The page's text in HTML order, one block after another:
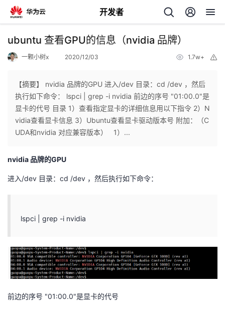
开发者
返
个
我
ubuntu 查看GPU的信息（nvidia 品牌）
一颗小树x 2020/12/03 1.7w+
【摘要】 nvidia 品牌的GPU 进入/dev 目录：cd /dev ，然后
执行如下命令： lspci | grep -i nvidia 前边的序号 "01:00.0"是
显卡的代号 目录 1）查看指定显卡的详细信息用以下指令 2）N
vidia查看显卡信息 3）Ubuntu查看显卡驱动版本号 附加：（C
UDA和nvidia 对应兼容版本） 1）...
nvidia 品牌的GPU
进入/dev 目录：cd /dev ，然后执行如下命令：
lspci | grep -i nvidia
前边的序号 "01:00.0"是显卡的代号